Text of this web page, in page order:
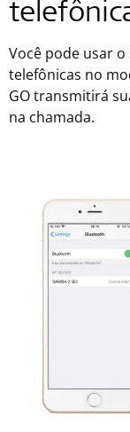
Você pode usar o
telefônicas no
GO transmitirá
na chamada.